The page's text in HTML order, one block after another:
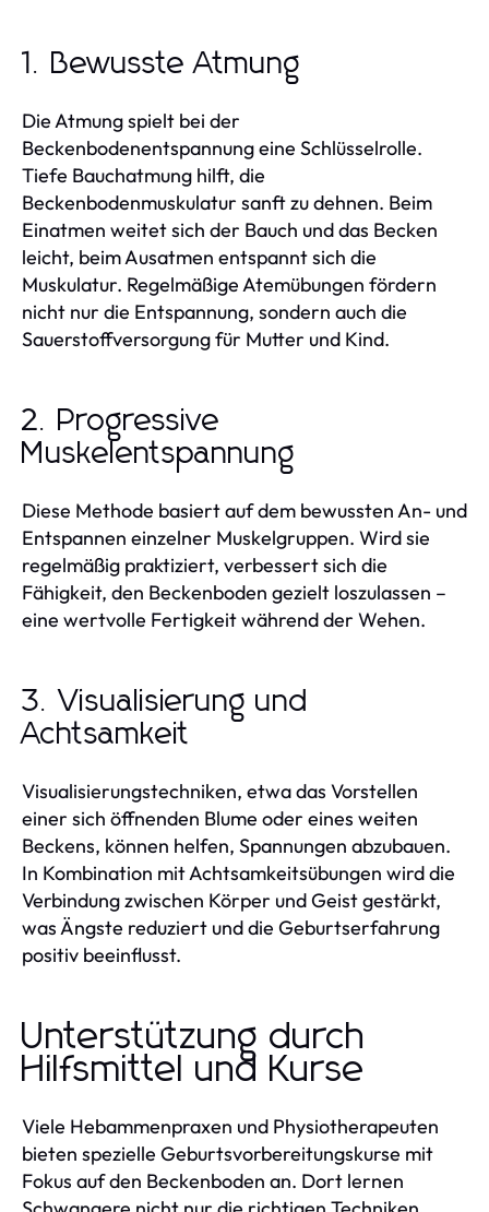
1. Bewusste Atmung
Die Atmung spielt bei der
Beckenbodenentspannung eine Schlüsselrolle.
Tiefe Bauchatmung hilft, die
Beckenbodenmuskulatur sanft zu dehnen. Beim
Einatmen weitet sich der Bauch und das Becken
leicht, beim Ausatmen entspannt sich die
Muskulatur. Regelmäßige Atemübungen fördern
nicht nur die Entspannung, sondern auch die
Sauerstoffversorgung für Mutter und Kind.
2. Progressive
Muskelentspannung
Diese Methode basiert auf dem bewussten An- und
Entspannen einzelner Muskelgruppen. Wird sie
regelmäßig praktiziert, verbessert sich die
Fähigkeit, den Beckenboden gezielt loszulassen –
eine wertvolle Fertigkeit während der Wehen.
3. Visualisierung und
Achtsamkeit
Visualisierungstechniken, etwa das Vorstellen
einer sich öffnenden Blume oder eines weiten
Beckens, können helfen, Spannungen abzubauen.
In Kombination mit Achtsamkeitsübungen wird die
Verbindung zwischen Körper und Geist gestärkt,
was Ängste reduziert und die Geburtserfahrung
positiv beeinflusst.
Unterstützung durch
Hilfsmittel und Kurse
Viele Hebammenpraxen und Physiotherapeuten
bieten spezielle Geburtsvorbereitungskurse mit
Fokus auf den Beckenboden an. Dort lernen